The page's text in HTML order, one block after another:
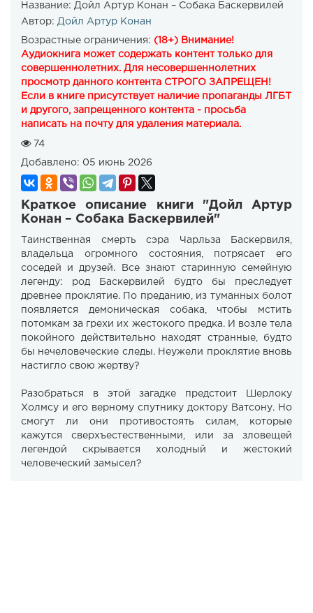
Название: Дойл Артур Конан – Собака Баскервилей
Автор: Дойл Артур Конан
Возрастные ограничения: (18+) Внимание!
Аудиокнига может содержать контент только для
совершеннолетних. Для несовершеннолетних
просмотр данного контента СТРОГО ЗАПРЕЩЕН!
Если в книге присутствует наличие пропаганды ЛГБТ
и другого, запрещенного контента - просьба
написать на почту для удаления материала.
74
Добавлено: 05 июнь 2026
Краткое описание книги "Дойл Артур
Конан – Собака Баскервилей"
Таинственная смерть сэра Чарльза Баскервиля,
владельца огромного состояния, потрясает его
соседей и друзей. Все знают старинную семейную
легенду: род Баскервилей будто бы преследует
древнее проклятие. По преданию, из туманных болот
появляется демоническая собака, чтобы мстить
потомкам за грехи их жестокого предка. И возле тела
покойного действительно находят странные, будто
бы нечеловеческие следы. Неужели проклятие вновь
настигло свою жертву?
Разобраться в этой загадке предстоит Шерлоку
Холмсу и его верному спутнику доктору Ватсону. Но
смогут ли они противостоять силам, которые
кажутся сверхъестественными, или за зловещей
легендой скрывается холодный и жестокий
человеческий замысел?